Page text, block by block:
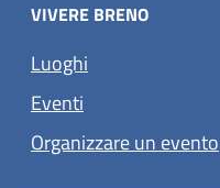
VIVERE BRENO
Luoghi
Eventi
Organizzare un evento